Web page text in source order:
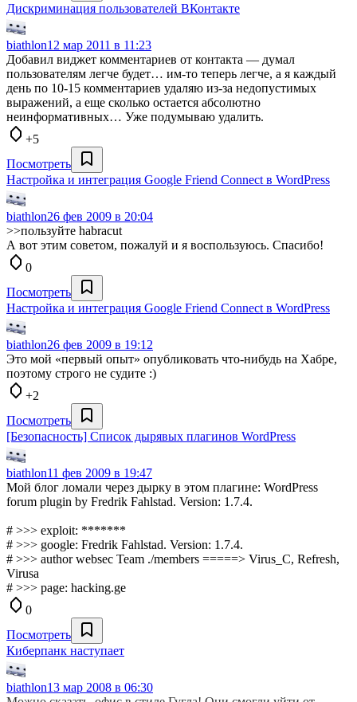
Дискриминация пользователей ВКонтакте
biathlon12 мар 2011 в 11:23
Добавил виджет комментариев от контакта — думал
пользователям легче будет… им-то теперь легче, а я каждый
день по 10-15 комментариев удаляю из-за недопустимых
выражений, а еще сколько остается абсолютно
неинформативных… Уже подумываю удалить.
+5
Посмотреть
Настройка и интеграция Google Friend Connect в WordPress
biathlon26 фев 2009 в 20:04
>>пользуйте habracut
А вот этим советом, пожалуй и я воспользуюсь. Спасибо!
0
Посмотреть
Настройка и интеграция Google Friend Connect в WordPress
biathlon26 фев 2009 в 19:12
Это мой «первый опыт» опубликовать что-нибудь на Хабре,
поэтому строго не судите :)
+2
Посмотреть
[Безопасность] Список дырявых плагинов WordPress
biathlon11 фев 2009 в 19:47
Мой блог ломали через дырку в этом плагине: WordPress
forum plugin by Fredrik Fahlstad. Version: 1.7.4.
# >>> exploit: *******
# >>> google: Fredrik Fahlstad. Version: 1.7.4.
# >>> author websec Team ./members =====> Virus_C, Refresh,
Virusa
# >>> page: hacking.ge
0
Посмотреть
Киберпанк наступает
biathlon13 мар 2008 в 06:30